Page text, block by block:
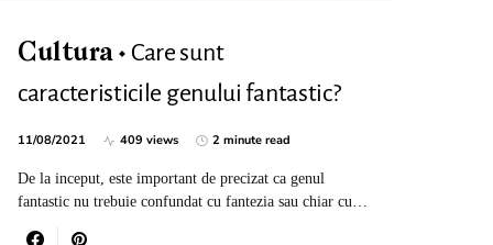
Cultura
Care sunt
caracteristicile genului fantastic?
11/08/2021 409 views 2 minute read
De la inceput, este important de precizat ca genul
fantastic nu trebuie confundat cu fantezia sau chiar cu…